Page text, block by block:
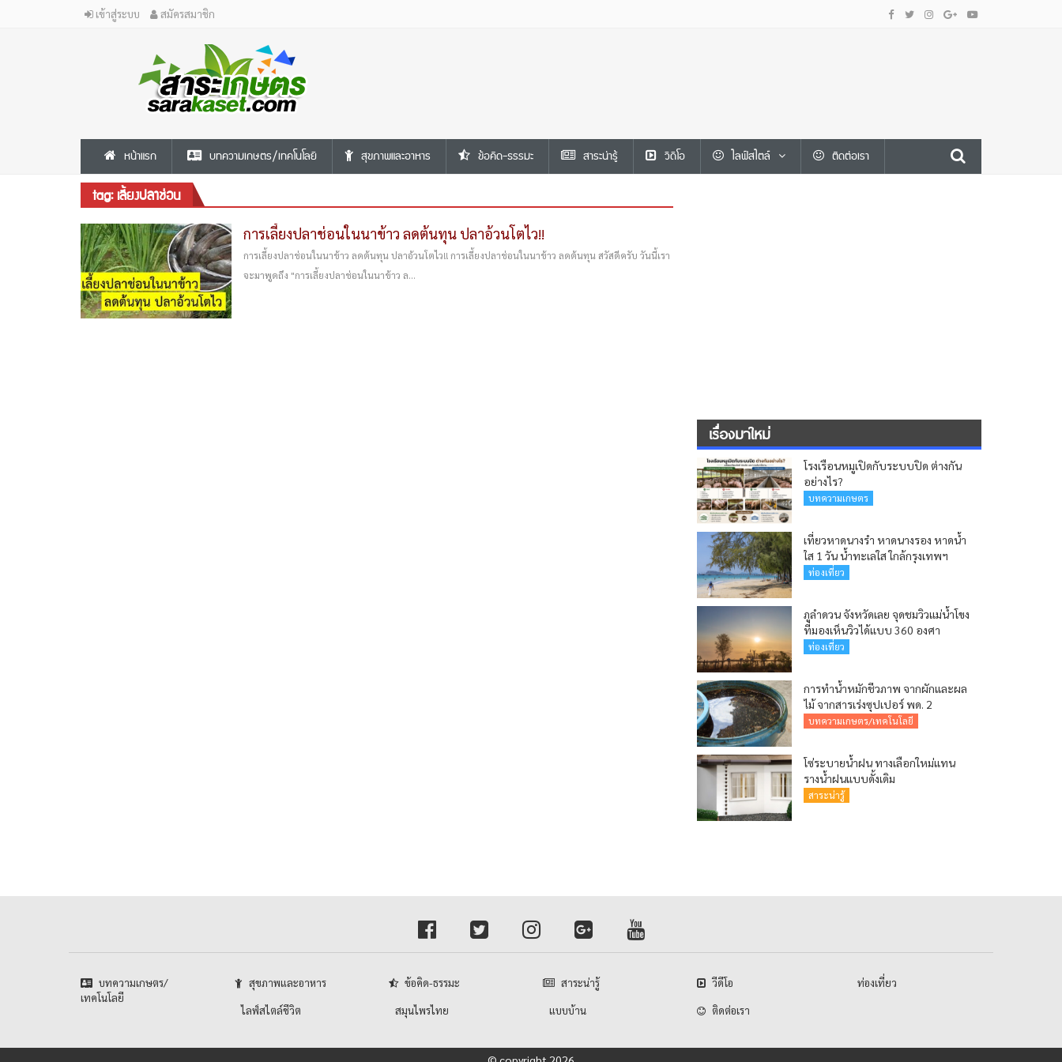
เข้าสู่ระบบ สมัครสมาชิก
หน้าแรก บทความเกษตร/เทคโนโลยี สุขภาพและอาหาร ข้อคิด-ธรรมะ สาระน่ารู้ วีดีโอ ไลฟ์สไตล์ ติดต่อเรา
tag: เลี้ยงปลาช่อน
การเลี้ยงปลาช่อนในนาข้าว ลดต้นทุน ปลาอ้วนโตไว!!
การเลี้ยงปลาช่อนในนาข้าว ลดต้นทุน ปลาอ้วนโตไว!! การเลี้ยงปลาช่อนในนาข้าว ลดต้นทุน สวัสดีครับ วันนี้เรา
จะมาพูดถึง "การเลี้ยงปลาช่อนในนาข้าว ล...
เรื่องมาใหม่
โรงเรือนหมูเปิดกับระบบปิด ต่างกัน
อย่างไร?
บทความเกษตร
เที่ยวหาดนางรำ หาดนางรอง หาดน้ำ
ใส 1 วัน น้ำทะเลใส ใกล้กรุงเทพฯ
ท่องเที่ยว
ภูลำดวน จังหวัดเลย จุดชมวิวแม่น้ำโขง
ที่มองเห็นวิวได้แบบ 360 องศา
ท่องเที่ยว
การทำน้ำหมักชีวภาพ จากผักและผล
ไม้ จากสารเร่งซุปเปอร์ พด. 2
บทความเกษตร/เทคโนโลยี
โซ่ระบายน้ำฝน ทางเลือกใหม่แทน
รางน้ำฝนแบบดั้งเดิม
สาระน่ารู้
บทความเกษตร/
เทคโนโลยี
สุขภาพและอาหาร ข้อคิด-ธรรมะ สาระน่ารู้ วีดีโอ ท่องเที่ยว
ไลฟ์สไตล์ชีวิต สมุนไพรไทย แบบบ้าน ติดต่อเรา